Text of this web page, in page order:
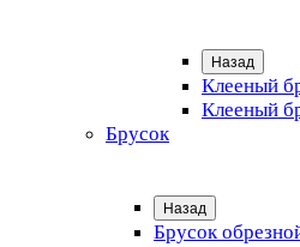
Назад
Клееный
Клееный
Брусок
Назад
Брусок